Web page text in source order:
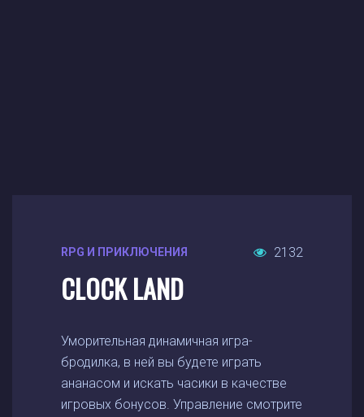
RPG И ПРИКЛЮЧЕНИЯ 2132
CLOCK LAND
Уморительная динамичная игра-
бродилка, в ней вы будете играть
ананасом и искать часики в качестве
игровых бонусов. Управление смотрите